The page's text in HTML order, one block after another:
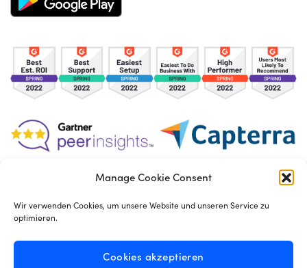
Manage Cookie Consent
Wir verwenden Cookies, um unsere Website und unseren Service zu
optimieren.
Cookies akzeptieren
TOS Privacy Policy
Made in London bySeb Azzo